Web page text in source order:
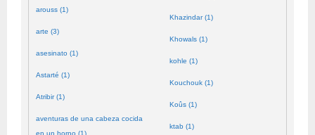
arouss (1)
arte (3)
asesinato (1)
Astarté (1)
Atribir (1)
aventuras de una cabeza cocida
en un horno (1)
Khazindar (1)
Khowals (1)
kohle (1)
Kouchouk (1)
Koûs (1)
ktab (1)